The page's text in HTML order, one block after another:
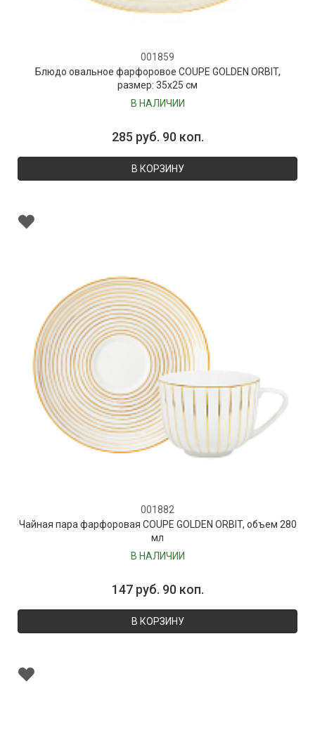
001859
Блюдо овальное фарфоровое COUPE GOLDEN ORBIT,
размер: 35х25 см
В НАЛИЧИИ
285 руб. 90 коп.
В КОРЗИНУ
001882
Чайная пара фарфоровая COUPE GOLDEN ORBIT, объем 280
мл
В НАЛИЧИИ
147 руб. 90 коп.
В КОРЗИНУ